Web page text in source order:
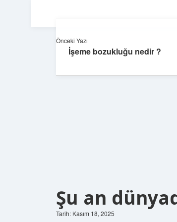
Şu an
Tarih: Kasım 18, 2025
Önceki Yazı
İşeme bozukluğu nedir ?